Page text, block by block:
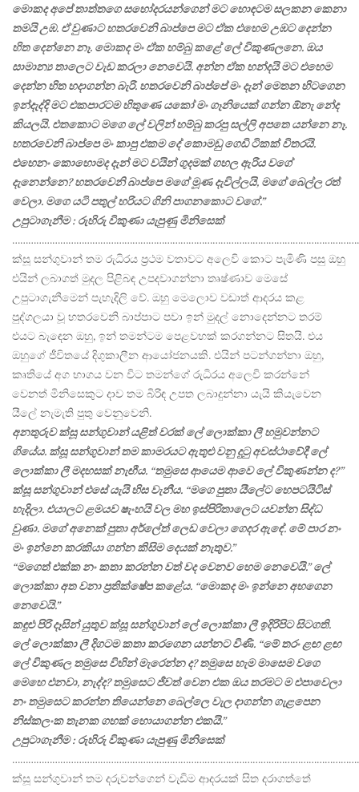
මොකද අපේ තාත්තගෙ සහෝදරයන්ගෙන් මට හොඳටම සලකන කෙනා
තමයි උඹ. ඒ වුණාට හතරවෙනි බාප්පෙ මට ඒක එහෙම උඹට දෙන්න
හිත දෙන්නෙ නෑ. මොකද මං ඒක හම්බු කළේ ලේ විකුණලනෙ. ඔය
සාමාන්‍ය තාලෙට වැඩ කරලා නෙවෙයි. අන්න ඒක හන්දයි මට එහෙම
දෙන්න හිත හදාගන්න බැරි. හතරවෙනි බාප්පේ මං දැන් මෙතන හිටගෙන
ඉන්දැද්දි මට එකපාරටම හිතුණෙ යකෝ මං ගෑනියෙක් ගන්න ඕනැ නේද
කියලයි. එතකොට මගෙ ලේ වලින් හම්බු කරපු සල්ලි අපතෙ යන්නෙ නෑ.
හතරවෙනි බාප්පෙ මං කාපු එකම දේ කොමඩු ගෙඩි ටිකක් විතරයි.
එහෙනං කොහොමද දැන් මට වයින් ගුදමක් ගහල ඇරිය වගේ
දැනෙන්නෙ? හතරවෙනි බාප්පෙ මගේ මූණ දැවිල්ලයි, මගේ බෙල්ල රත්
වෙලා. මගෙ යටි පතුල් හරියට ගිනි පාගනකොට වගේ.”
උපුටාගැනීම : රුහිරු විකුණා යැපුණු මිනිසෙක්
ක්සූ සන්ගුවාන් තම රුධිරය ප්‍රථම වතාවට අලෙවි කොට පැමිණි පසු ඔහු
එයින් ලබාගත් මුදල පිළිබඳ උපදවාගන්නා තෘෂ්ණාව මෙසේ
උපුටාගැනීමෙන් පැහැදිලි වේ. ඔහු මෙලොව වඩාත් ආදරය කළ
පුද්ගලයා වූ හතරවෙනි බාප්පාට පවා ඉන් මුදල් නොදෙන්නට තරම්
එයට බැඳෙන ඔහු, ඉන් තමන්ටම පෙළවහක් කරගන්නට සිතයි. එය
ඔහුගේ ජීවිතයේ දිගුකාලීන ආයෝජනයකි. එයින් පටන්ගන්නා ඔහු,
කෘතියේ අග භාගය වන විට තමන්ගේ රුධිරය අලෙවි කරන්නේ
වෙනත් මිනිසෙකුට දාව තම බිරිඳ උපත ලබාදුන්නා යැයි කියැවෙන
යීලේ නැමැති පුතු වෙනුවෙනි.
අනතුරුව ක්සූ සන්ගුවාන් යළිත් වරක් ලේ ලොක්කා ලී හමුවන්නට
ගියේය. ක්සූ සන්ගුවාන් තම කාමරයට ඇතුළු වනු දුටු අවස්ථාවේදී ලේ
ලොක්කා ලී මදහසක් නැඟීය. “තමුසෙ ආයෙම ආවෙ ලේ විකුණන්න ද?”
ක්සූ සන්ගුවාන් එසේ යැයි හිස වැනීය. “මගෙ පුතා යීලේට හෙපටයිටිස්
හැදිලා. එයාලට ළමයව ෂැංහයි වල මහ ඉස්පිරිතාලෙට යවන්න සිද්ධ
වුණා. මගේ අනෙක් පුතා අර්ලේත් ලෙඩ වෙලා ගෙදර ඇඳේ. මේ පාර නං
මං ඉන්නෙ කරකියා ගන්න කිසිම දෙයක් නැතුව.”
“මගෙත් එක්ක නං කතා කරන්න වත් වද වෙනව හෙම නෙවෙයි.” ලේ
ලොක්කා අත වනා ප්‍රතික්ෂේප කළේය. “මොකද මං ඉන්නෙ අහගෙන
නෙවෙයි.”
කඳුළු පිරි දෑසින් යුතුව ක්සූ සන්ගුවාන් ලේ ලොක්කා ලී ඉදිරිපිට සිටගති.
ලේ ලොක්කා ලී දිගටම කතා කරගෙන යන්නට විණි. “මේ තරං ළඟ ළඟ
ලේ විකුණල තමුසෙ විහින් මැරෙන්න ද? තමුසෙ හැම මාසෙම වගෙ
මෙහෙ එනවා, නැද්ද? තමුසෙට ජීවත් වෙන එක ඔය තරමට ම එපාවෙලා
නං තමුසෙට කරන්න තියෙන්නෙ බෙල්ලෙ වැල දාගන්න ගැළපෙන
නිස්කලංක තැනක ගහක් හොයාගන්න එකයි.”
උපුටාගැනීම : රුහිරු විකුණා යැපුණු මිනිසෙක්
ක්සූ සන්ගුවාන් තම දරුවන්ගෙන් වැඩිම ආදරයක් සිත දරාගත්තේ